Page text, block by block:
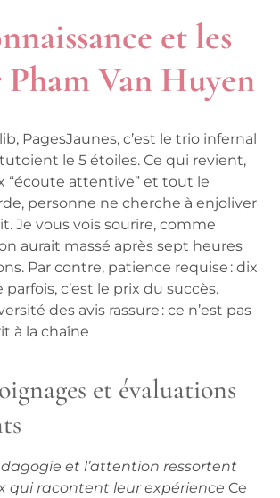
et les
Pham Van Huyen
PagesJaunes, c’est le trio infernal
le 5 étoiles. Ce qui revient,
“écoute attentive” et tout le
personne ne cherche à enjoliver
Je vous vois sourire, comme
aurait massé après sept heures
Par contre, patience requise : dix
c’est le prix du succès.
des avis rassure : ce n’est pas
à la chaîne
et évaluations
et l’attention ressortent
qui racontent leur expérience Ce